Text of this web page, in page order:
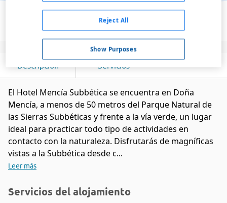
Ver en el mapa
Descripción Servicios
El Hotel Mencía Subbética se encuentra en Doña
Mencía, a menos de 50 metros del Parque Natural de
las Sierras Subbéticas y frente a la vía verde, un lugar
ideal para practicar todo tipo de actividades en
contacto con la naturaleza. Disfrutarás de magníficas
vistas a la Subbética desde c...
Leer más
Servicios del alojamiento
Show Purposes
Reject All